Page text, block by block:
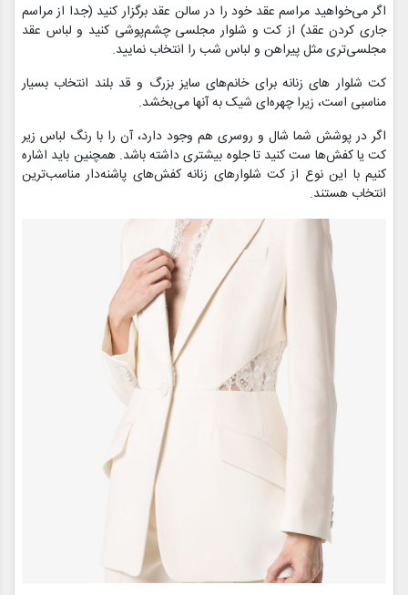
اگر می‌خواهید مراسم عقد خود را در سالن عقد برگزار کنید (جدا از مراسم
جاری کردن عقد) از کت و شلوار مجلسی چشم‌پوشی کنید و لباس عقد
مجلسی‌تری مثل پیراهن و لباس شب را انتخاب نمایید.
کت شلوار های زنانه برای خانم‌های سایز بزرگ و قد بلند انتخاب بسیار
مناسبی است، زیرا چهره‌ای شیک به آنها می‌بخشد.
اگر در پوشش شما شال و روسری هم وجود دارد، آن را با رنگ لباس زیر
کت یا کفش‌ها ست کنید تا جلوه بیشتری داشته باشد. همچنین باید اشاره
کنیم با این نوع از کت شلوارهای زنانه کفش‌های پاشنه‌دار مناسب‌ترین
انتخاب هستند.